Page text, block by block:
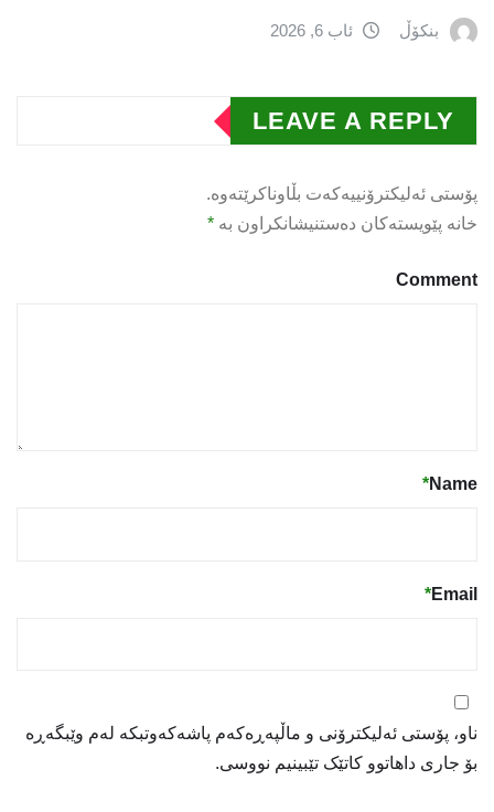
بنکۆڵ ئاب 6, 2026
LEAVE A REPLY
پۆستی ئەلیکترۆنییەکەت بڵاوناکرێتەوە.
خانە پێویستەکان دەستنیشانکراون بە *
Comment
Name
*
Email
*
ناو، پۆستی ئەلیکترۆنی و ماڵپەڕەکەم پاشەکەوتبکە لەم وێبگەڕە
بۆ جاری داهاتوو کاتێک تێبینیم نووسی.